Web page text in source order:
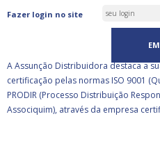
Fazer login no site
ASSUNÇÃO
CERTIFICADA PELA BSI
A Assunção Distribuidora destaca a
certificação pelas normas ISO 9001
PRODIR (Processo Distribuição
Associquim), através da empresa